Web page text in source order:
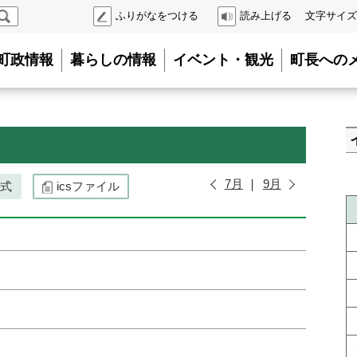
索
ふりがなをつける 読み上げる
文字サイズ
政情報 暮らしの情報 イベント・観光 町長への
icsファイル 7月 9月